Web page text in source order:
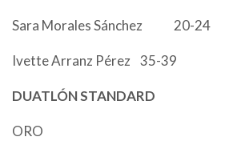
Sara Morales Sánchez 20-24
Ivette Arranz Pérez 35-39
DUATLÓN STANDARD
ORO